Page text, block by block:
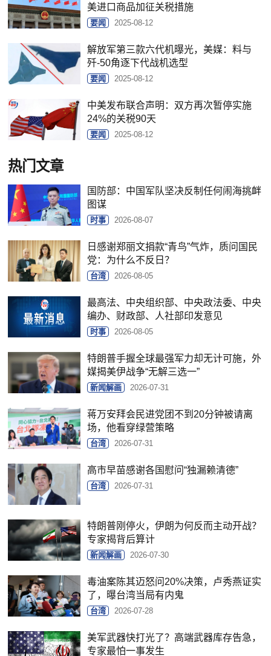
美进口商品加征关税措施
要闻 2025-08-12
解放军第三款六代机曝光，美媒：料与
歼-50角逐下代战机选型
要闻 2025-08-12
中美发布联合声明：双方再次暂停实施
24%的关税90天
要闻 2025-08-12
热门文章
国防部：中国军队坚决反制任何闹海挑衅
图谋
时事 2026-08-07
日感谢郑丽文捐款“青鸟”气炸，质问国民
党：为什么不反日？
台湾 2026-08-05
最高法、中央组织部、中央政法委、中央
编办、财政部、人社部印发意见
时事 2026-08-05
特朗普手握全球最强军力却无计可施，外
媒揭美伊战争“无解三选一”
新闻解画 2026-07-31
蒋万安拜会民进党团不到20分钟被请离
场，他看穿绿营策略
台湾 2026-07-31
高市早苗感谢各国慰问“独漏赖清德”
台湾 2026-07-31
特朗普刚停火，伊朗为何反而主动开战？
专家揭背后算计
新闻解画 2026-07-30
毒油案陈其迈怒问20%决策，卢秀燕证实
了，曝台湾当局有内鬼
台湾 2026-07-28
美军武器快打光了？高端武器库存告急，
专家最怕一事发生